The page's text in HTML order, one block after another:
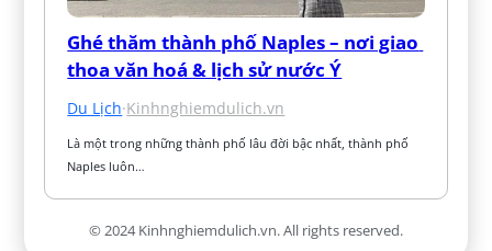
Ghé thăm thành phố Naples – nơi giao
thoa văn hoá & lịch sử nước Ý
Du Lịch·Kinhnghiemdulich.vn
Là một trong những thành phố lâu đời bậc nhất, thành phố
Naples luôn…
© 2024 Kinhnghiemdulich.vn. All rights reserved.